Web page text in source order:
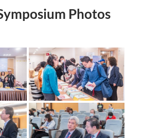
Photos